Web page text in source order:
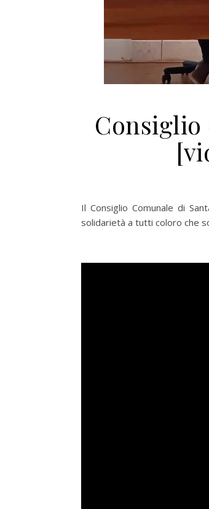
Consiglio
Il Consiglio Comunale di
solidarietà a tutti coloro che